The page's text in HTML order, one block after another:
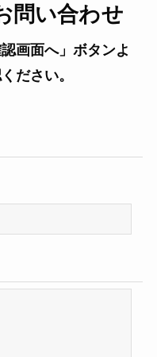
問い合わせ
画面へ」ボタンよ
ださい。